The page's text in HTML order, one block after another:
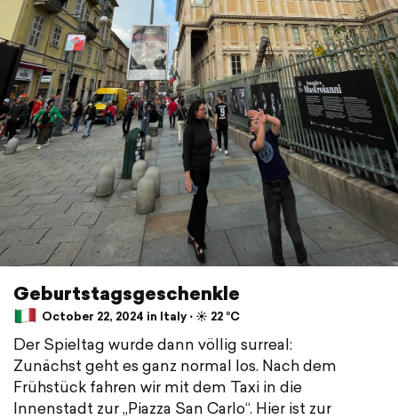
Geburtstagsgeschenkle
October 22, 2024 in Italy ⋅ ☀️ 22 °C
Der Spieltag wurde dann völlig surreal:
Zunächst geht es ganz normal los. Nach dem
Frühstück fahren wir mit dem Taxi in die
Innenstadt zur „Piazza San Carlo“. Hier ist zur